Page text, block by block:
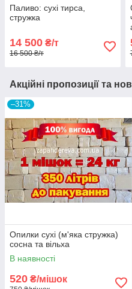
Паливо: сухі тирса,
стружка
14 500 ₴/т
16 500 ₴/т
Акційні пропозиції та
–31%
Опилки сухі (м'яка стружка)
сосна та вільха
В наявності
520 ₴/мішок